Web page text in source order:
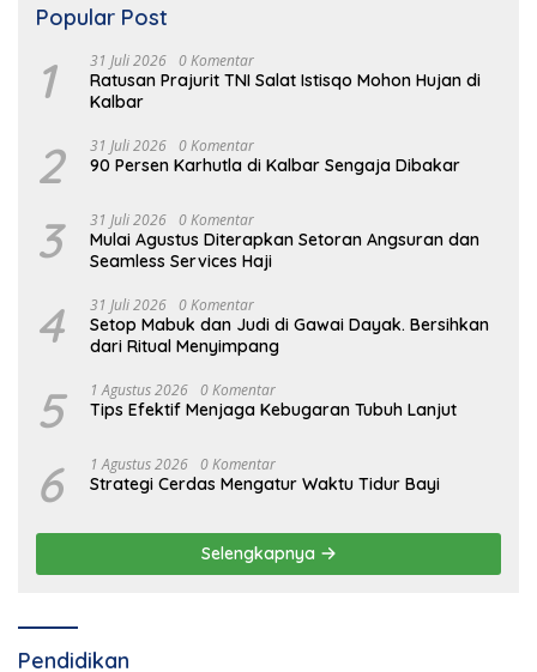
Popular Post
1 31 Juli 2026 0 Komentar
Ratusan Prajurit TNI Salat Istisqo Mohon Hujan di
Kalbar
2 31 Juli 2026 0 Komentar
90 Persen Karhutla di Kalbar Sengaja Dibakar
3 31 Juli 2026 0 Komentar
Mulai Agustus Diterapkan Setoran Angsuran dan
Seamless Services Haji
4 31 Juli 2026 0 Komentar
Setop Mabuk dan Judi di Gawai Dayak. Bersihkan
dari Ritual Menyimpang
5 1 Agustus 2026 0 Komentar
Tips Efektif Menjaga Kebugaran Tubuh Lanjut
6 1 Agustus 2026 0 Komentar
Strategi Cerdas Mengatur Waktu Tidur Bayi
Selengkapnya
Pendidikan